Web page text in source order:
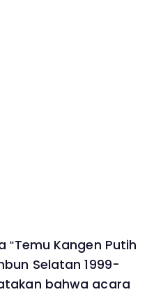
Kangen Putih
Selatan 1999-
bahwa acara